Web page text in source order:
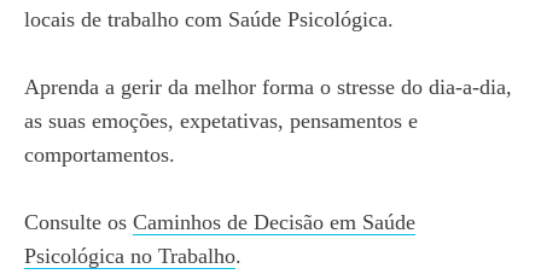
locais de trabalho com Saúde Psicológica.
Aprenda a gerir da melhor forma o stresse do dia-a-dia,
as suas emoções, expetativas, pensamentos e
comportamentos.
Consulte os Caminhos de Decisão em Saúde
Psicológica no Trabalho.